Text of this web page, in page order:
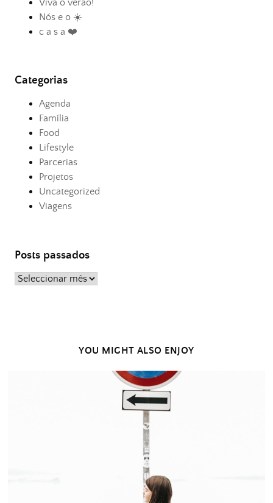
Viva o verão!
Nós e o ☀️
c a s a ❤️
Categorias
Agenda
Família
Food
Lifestyle
Parcerias
Projetos
Uncategorized
Viagens
Posts passados
Posts
YOU MIGHT ALSO ENJOY